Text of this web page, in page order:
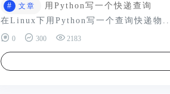
# 文章
用Python写一个快递查询
在Linux下用Python写一个查询快递物...
0 300 2183